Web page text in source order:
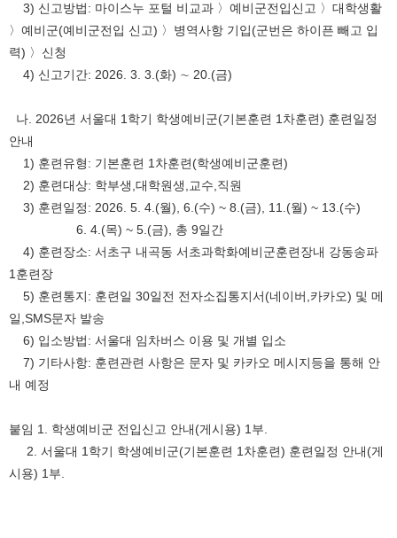
3) 신고방법: 마이스누 포털 비교과 〉예비군전입신고 〉대학생활
〉예비군(예비군전입 신고) 〉병역사항 기입(군번은 하이픈 빼고 입
력) 〉신청
4) 신고기간: 2026. 3. 3.(화) ∼ 20.(금)
나. 2026년 서울대 1학기 학생예비군(기본훈련 1차훈련) 훈련일정
안내
1) 훈련유형: 기본훈련 1차훈련(학생예비군훈련)
2) 훈련대상: 학부생,대학원생,교수,직원
3) 훈련일정: 2026. 5. 4.(월), 6.(수) ~ 8.(금), 11.(월) ~ 13.(수)
6. 4.(목) ~ 5.(금), 총 9일간
4) 훈련장소: 서초구 내곡동 서초과학화예비군훈련장내 강동송파
1훈련장
5) 훈련통지: 훈련일 30일전 전자소집통지서(네이버,카카오) 및 메
일,SMS문자 발송
6) 입소방법: 서울대 임차버스 이용 및 개별 입소
7) 기타사항: 훈련관련 사항은 문자 및 카카오 메시지등을 통해 안
내 예정
붙임 1. 학생예비군 전입신고 안내(게시용) 1부.
2. 서울대 1학기 학생예비군(기본훈련 1차훈련) 훈련일정 안내(게
시용) 1부.